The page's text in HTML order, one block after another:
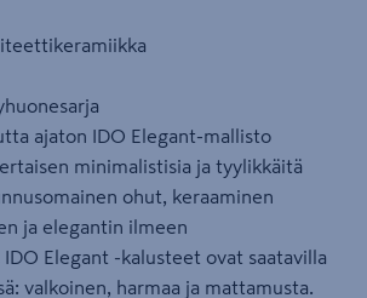
ajaton IDO Elegant-mallisto
minimalistisia ja tyylikkäitä
ohut, keraaminen
ja elegantin ilmeen
Elegant -kalusteet ovat saatavilla
valkoinen, harmaa ja mattamusta.